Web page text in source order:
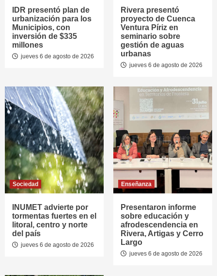
IDR presentó plan de
urbanización para los
Municipios, con
inversión de $335
millones
jueves 6 de agosto de 2026
Rivera presentó
proyecto de Cuenca
Ventura Píriz en
seminario sobre
gestión de aguas
urbanas
jueves 6 de agosto de 2026
Sociedad
INUMET advierte por
tormentas fuertes en el
litoral, centro y norte
del país
jueves 6 de agosto de 2026
Enseñanza
Presentaron informe
sobre educación y
afrodescendencia en
Rivera, Artigas y Cerro
Largo
jueves 6 de agosto de 2026